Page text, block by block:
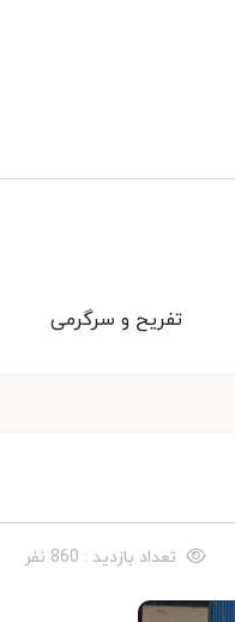
تفریح و سرگرمی
تعداد بازدید : 860 نفر